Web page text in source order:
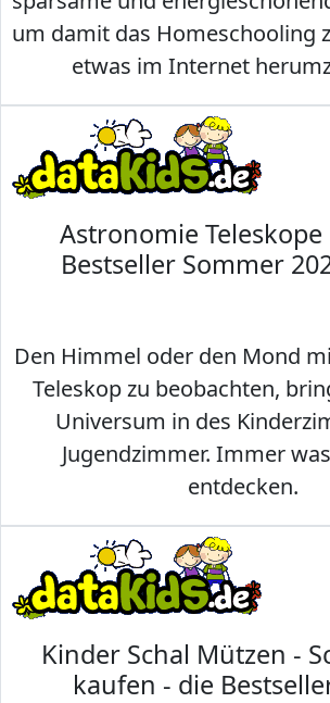
um damit das Homeschooling
etwas im Internet
Astronomie
Bestseller Sommer
Den Himmel oder den Mond
Teleskop zu beobachten,
Universum in des
Jugendzimmer. Immer
entdecken.
Kinder Schal Mützen -
kaufen - die